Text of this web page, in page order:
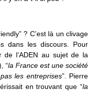
? C’est là un clivage
dans les discours. Pour
de l’ADEN au sujet de la
“la France est une société
les entreprises”. Pierre
en trouvant que “la